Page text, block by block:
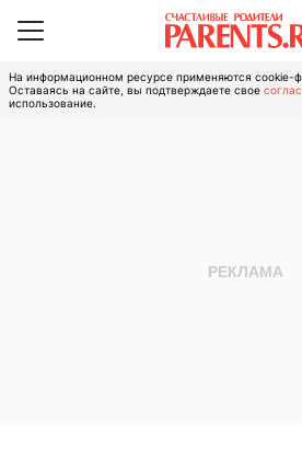
На информационном ресурсе применяются cookie-
Оставаясь на сайте, вы подтверждаете свое
использование.